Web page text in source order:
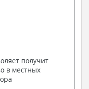
получит
в местных